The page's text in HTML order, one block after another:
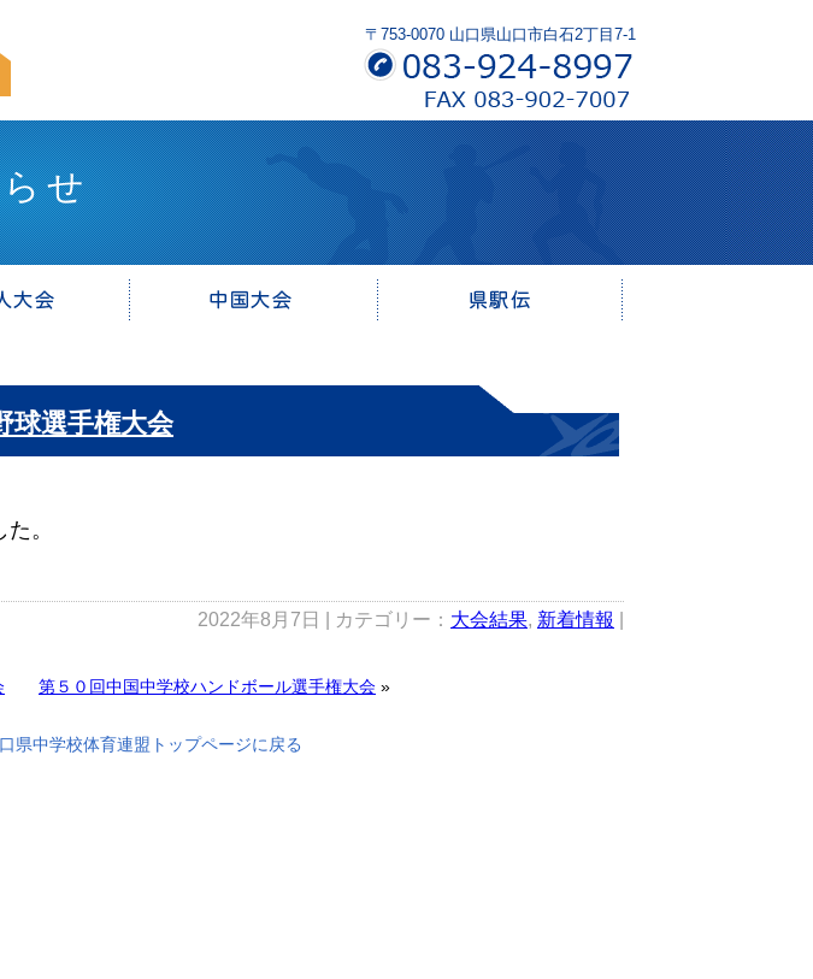
〒753-0070 山口県山口市白石2丁目7-1
せ
球選手権大会
。
2022年8月7日 | カテゴリー： 大会結果, 新着情報
第５０回中国中学校ハンドボール選手権大会 »
県中学校体育連盟トップページに戻る